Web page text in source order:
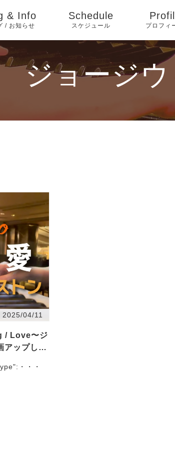
& Info
/ お知らせ
ログ（2005年4
Schedule
スケジュール プロフィ
ジョージ
2025/04/11
/ Love〜ジ
アップしま
schema.org", "@type":・・・